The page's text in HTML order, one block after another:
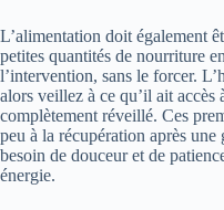
L’alimentation doit également
petites quantités de nourriture
l’intervention, sans le forcer.
alors veillez à ce qu’il ait accès
complètement réveillé. Ces
peu à la récupération après une
besoin de douceur et de
énergie.